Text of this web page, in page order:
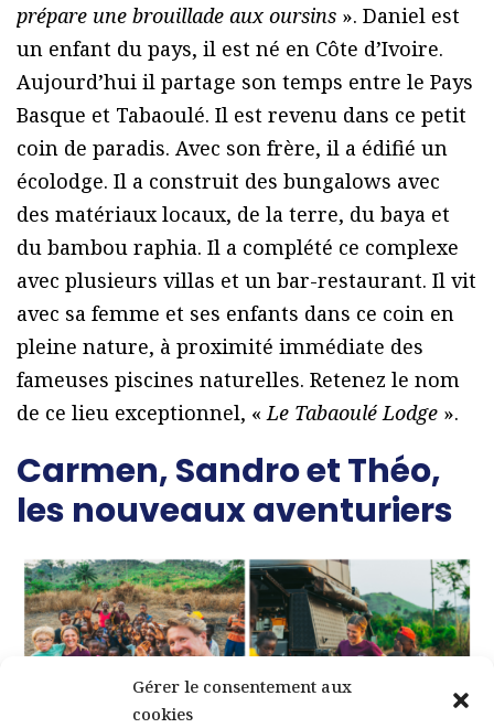
Gérer le consentement aux
cookies
prépare une brouillade aux oursins ». Daniel est
un enfant du pays, il est né en Côte d’Ivoire.
Aujourd’hui il partage son temps entre le Pays
Basque et Tabaoulé. Il est revenu dans ce petit
coin de paradis. Avec son frère, il a édifié un
écolodge. Il a construit des bungalows avec
des matériaux locaux, de la terre, du baya et
du bambou raphia. Il a complété ce complexe
avec plusieurs villas et un bar-restaurant. Il vit
avec sa femme et ses enfants dans ce coin en
pleine nature, à proximité immédiate des
fameuses piscines naturelles. Retenez le nom
de ce lieu exceptionnel, « Le Tabaoulé Lodge ».
Carmen, Sandro et Théo,
les nouveaux aventuriers